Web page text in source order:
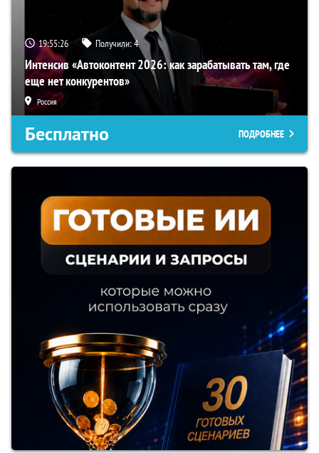
19:55:24 Получили:4
Интенсив «Автоконтент 2026: как зарабатывать там, где
еще нет конкурентов»
Россия
Бесплатно ПОДРОБНЕЕ